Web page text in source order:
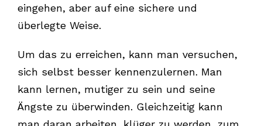
eingehen, aber auf eine sichere und
überlegte Weise.
Um das zu erreichen, kann man versuchen,
sich selbst besser kennenzulernen. Man
kann lernen, mutiger zu sein und seine
Ängste zu überwinden. Gleichzeitig kann